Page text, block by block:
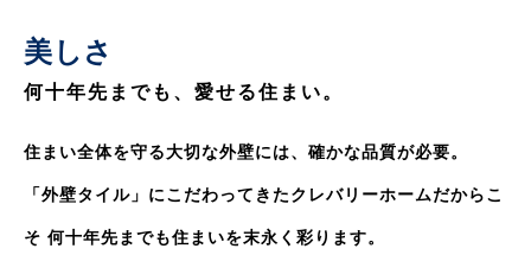
美しさ
何十年先までも、愛せる住まい。
住まい全体を守る大切な外壁には、確かな品質が必要。
「外壁タイル」にこだわってきたクレバリーホームだからこ
そ 何十年先までも住まいを末永く彩ります。